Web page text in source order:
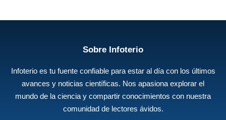
Sobre Infoterio
Infoterio es tu fuente confiable para estar al día con los últimos
avances y noticias científicas. Nos apasiona explorar el
mundo de la ciencia y compartir conocimientos con nuestra
comunidad de lectores ávidos.